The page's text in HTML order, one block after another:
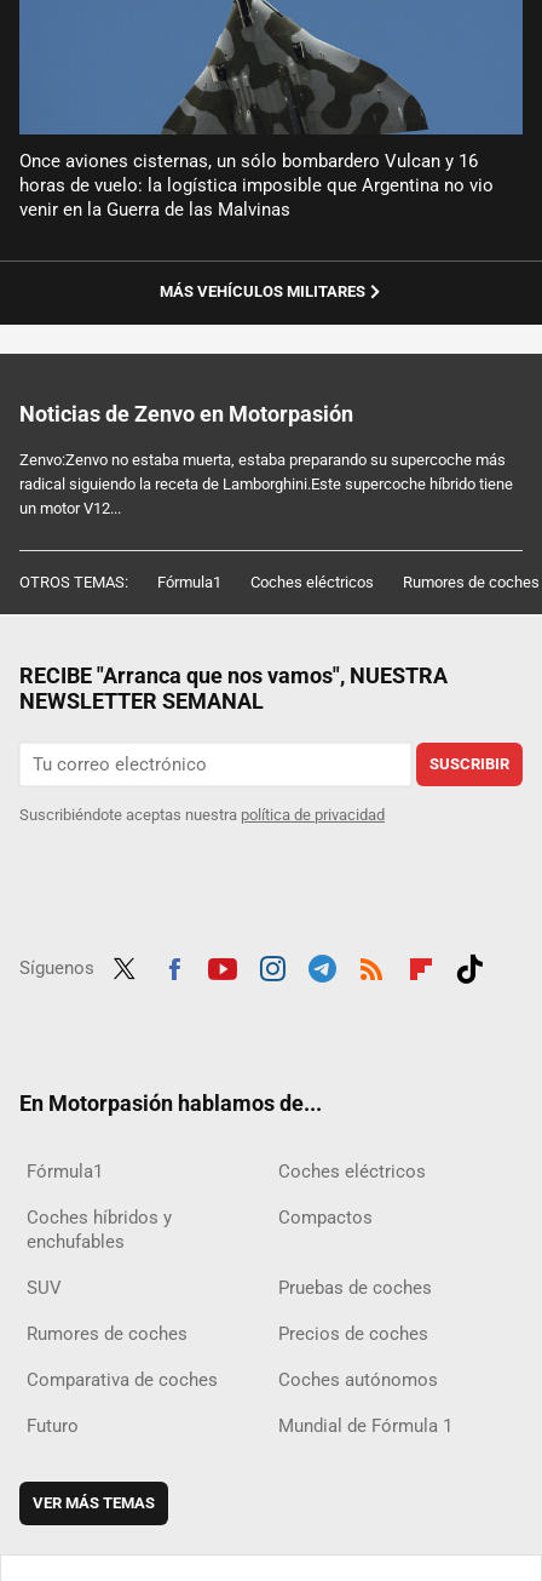
Once aviones cisternas, un sólo bombardero Vulcan y 16
horas de vuelo: la logística imposible que Argentina no vio
venir en la Guerra de las Malvinas
MÁS VEHÍCULOS MILITARES
Noticias de Zenvo en Motorpasión
Zenvo:Zenvo no estaba muerta, estaba preparando su supercoche más
radical siguiendo la receta de Lamborghini.Este supercoche híbrido tiene
un motor V12...
OTROS TEMAS: Fórmula1 Coches eléctricos Rumores de coches
RECIBE "Arranca que nos vamos", NUESTRA
NEWSLETTER SEMANAL
SUSCRIBIR
Suscribiéndote aceptas nuestra política de privacidad
Síguenos
En Motorpasión hablamos de...
Fórmula1 Coches eléctricos
Coches híbridos y
enchufables
Compactos
SUV Pruebas de coches
Rumores de coches Precios de coches
Comparativa de coches Coches autónomos
Futuro Mundial de Fórmula 1
VER MÁS TEMAS